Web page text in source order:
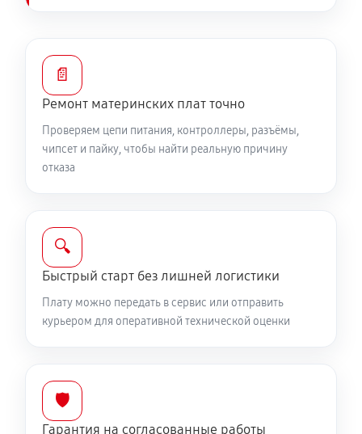
📄
Ремонт материнских плат точно
Проверяем цепи питания, контроллеры, разъёмы,
чипсет и пайку, чтобы найти реальную причину
отказа
🔍
Быстрый старт без лишней логистики
Плату можно передать в сервис или отправить
курьером для оперативной технической оценки
🛡️
Гарантия на согласованные работы